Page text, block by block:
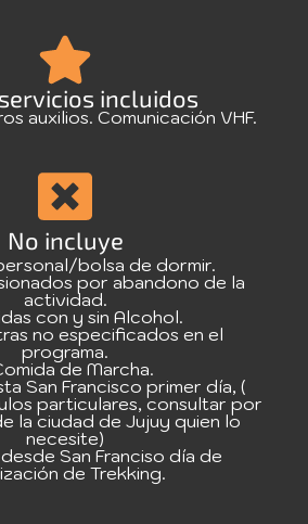
incluidos
auxilios. Comunicación VHF.
No incluye
bolsa de dormir.
por abandono de la
actividad.
con y sin Alcohol.
no especificados en el
programa.
de Marcha.
San Francisco primer día, (
particulares, consultar por
la ciudad de Jujuy quien lo
necesite)
San Franciso día de
de Trekking.